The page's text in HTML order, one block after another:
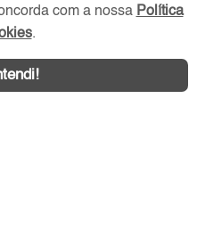
com a nossa Política
.